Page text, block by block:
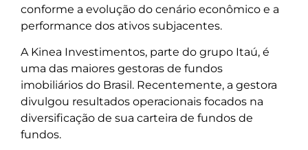
conforme a evolução do cenário econômico e a
performance dos ativos subjacentes.
A Kinea Investimentos, parte do grupo Itaú, é
uma das maiores gestoras de fundos
imobiliários do Brasil. Recentemente, a gestora
divulgou resultados operacionais focados na
diversificação de sua carteira de fundos de
fundos.